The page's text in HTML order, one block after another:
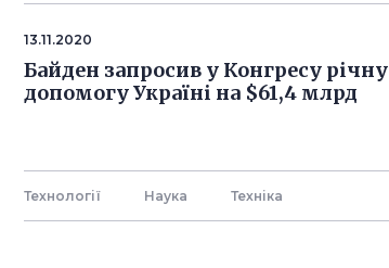
13.11.2020
Байден запросив у Конгресу річну
допомогу Україні на $61,4 млрд
Технології Наука Технiка